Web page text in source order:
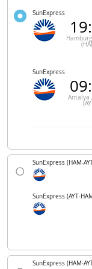
SunExpress
SunExpress
Antalya
SunExpress (HAM-
SunExpress (AYT-
SunExpress (HAM-